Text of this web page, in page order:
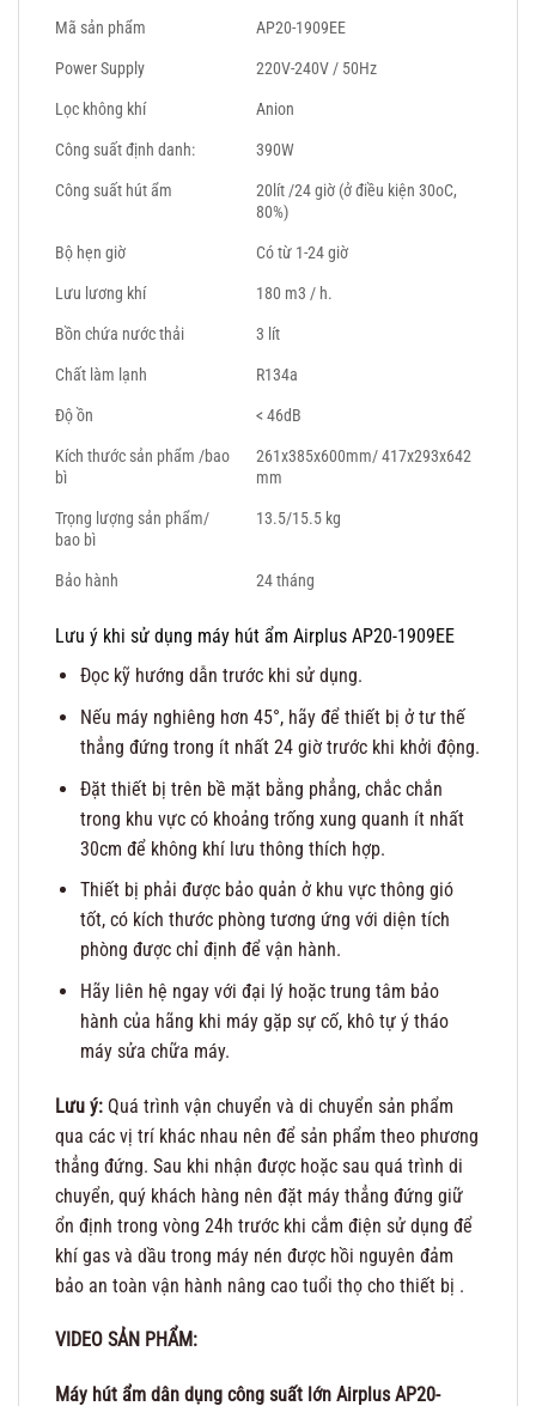
Mã sản phẩm
AP20-1909EE
Power Supply
220V-240V / 50Hz
Lọc không khí
Anion
Công suất định danh:
390W
Công suất hút ẩm
20lít /24 giờ (ở điều kiện 30oC,
80%)
Bộ hẹn giờ
Có từ 1-24 giờ
Lưu lương khí
180 m3 / h.
Bồn chứa nước thải
3 lít
Chất làm lạnh
R134a
Độ ồn
< 46dB
Kích thước sản phẩm /bao
bì
261x385x600mm/ 417x293x642
mm
Trọng lượng sản phẩm/
bao bì
13.5/15.5 kg
Bảo hành 24 tháng
Lưu ý khi sử dụng máy hút ẩm Airplus AP20-1909EE
Đọc kỹ hướng dẫn trước khi sử dụng.
Nếu máy nghiêng hơn 45°, hãy để thiết bị ở tư thế
thẳng đứng trong ít nhất 24 giờ trước khi khởi động.
Đặt thiết bị trên bề mặt bằng phẳng, chắc chắn
trong khu vực có khoảng trống xung quanh ít nhất
30cm để không khí lưu thông thích hợp.
Thiết bị phải được bảo quản ở khu vực thông gió
tốt, có kích thước phòng tương ứng với diện tích
phòng được chỉ định để vận hành.
Hãy liên hệ ngay với đại lý hoặc trung tâm bảo
hành của hãng khi máy gặp sự cố, khô tự ý tháo
máy sửa chữa máy.
Lưu ý: Quá trình vận chuyển và di chuyển sản phẩm
qua các vị trí khác nhau nên để sản phẩm theo phương
thẳng đứng. Sau khi nhận được hoặc sau quá trình di
chuyển, quý khách hàng nên đặt máy thẳng đứng giữ
ổn định trong vòng 24h trước khi cắm điện sử dụng để
khí gas và dầu trong máy nén được hồi nguyên đảm
bảo an toàn vận hành nâng cao tuổi thọ cho thiết bị .
VIDEO SẢN PHẨM:
Máy hút ẩm dân dụng công suất lớn Airplus AP20-